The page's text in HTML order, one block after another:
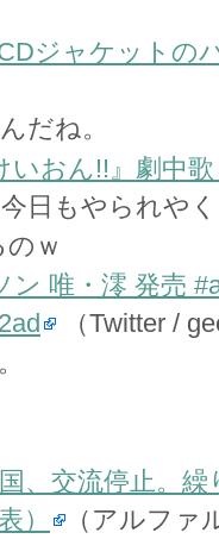
ジャケットの
だね。
いおん!!』劇中
今日もやられや
ｗ
唯・澪 発売
（Twitter /
、交流停止。
）
（アルファ